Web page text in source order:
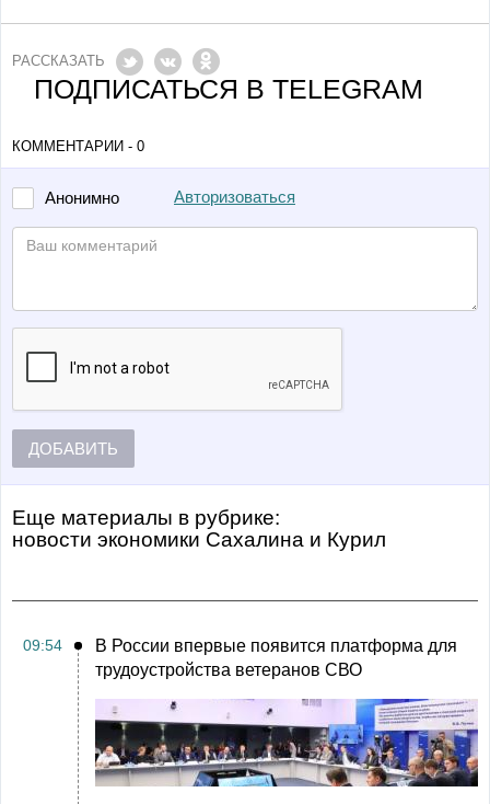
РАССКАЗАТЬ
ПОДПИСАТЬСЯ В TELEGRAM
КОММЕНТАРИИ - 0
Анонимно Авторизоваться
ДОБАВИТЬ
Еще материалы в рубрике:
Новости экономики Сахалина и Курил
09:54
В России впервые появится платформа для
трудоустройства ветеранов СВО